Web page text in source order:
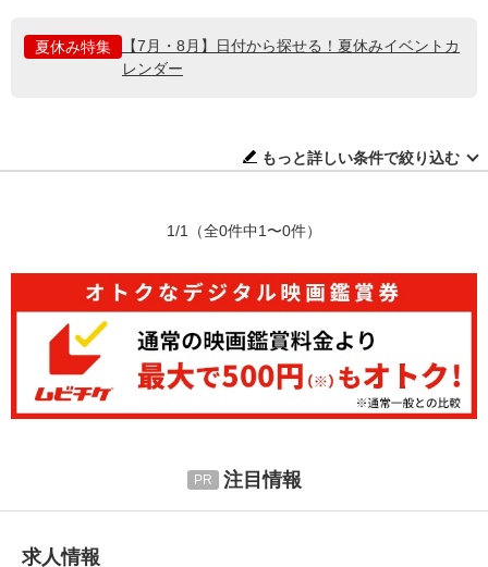
夏休み特集
【7月・8月】日付から探せる！夏休みイベントカ
レンダー
もっと詳しい条件で絞り込む
1/1 （全0件中1〜0件）
注目情報
求人情報